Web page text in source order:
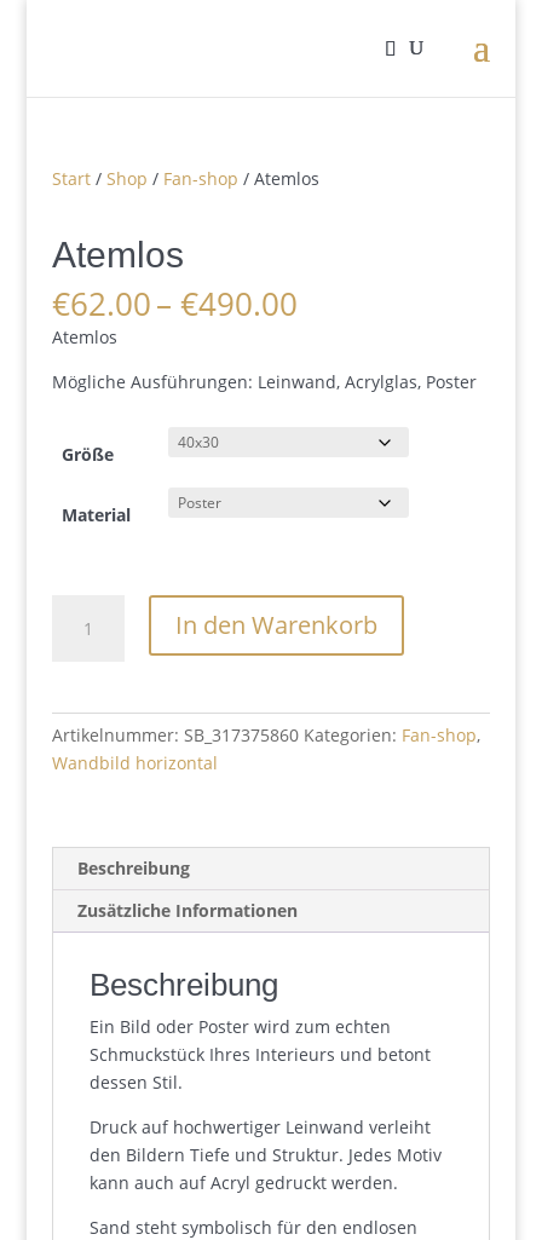
Start/ Shop / Fan-shop / Atemlos
Atemlos
€62.00– €490.00Preisspanne:
€490.00
Atemlos
Mögliche Ausführungen: Leinwand, Acrylglas, Poster
Größe
Material
Menge
In den Warenkorb
Artikelnummer: SB_317375860 Kategorien: Fan-shop,
Wandbild horizontal
Beschreibung
Zusätzliche Informationen
Beschreibung
Ein Bild oder Poster wird zum echten
Schmuckstück Ihres Interieurs und betont
dessen Stil.
Druck auf hochwertiger Leinwand verleiht
den Bildern Tiefe und Struktur. Jedes Motiv
kann auch auf Acryl gedruckt werden.
Sand steht symbolisch für den endlosen